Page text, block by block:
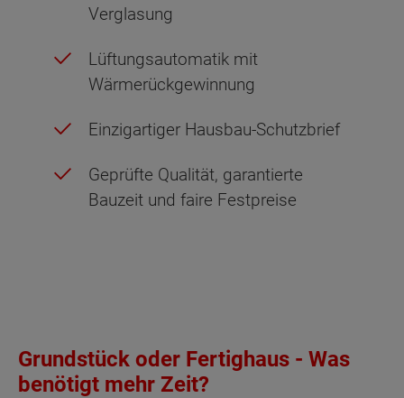
Verglasung
Lüftungsautomatik mit
Wärmerückgewinnung
Einzigartiger Hausbau-Schutzbrief
Geprüfte Qualität, garantierte
Bauzeit und faire Festpreise
Grundstück oder Fertighaus - Was
benötigt mehr Zeit?